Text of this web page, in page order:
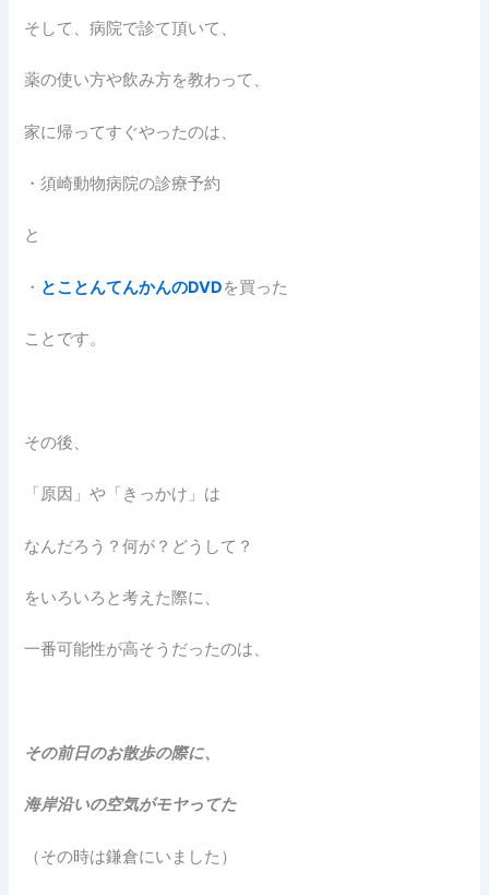
そして、病院で診て頂いて、
薬の使い方や飲み方を教わって、
家に帰ってすぐやったのは、
・須崎動物病院の診療予約
と
・ とことんてんかんのDVDを買った
ことです。
その後、
「原因」や「きっかけ」は
なんだろう？何が？どうして？
をいろいろと考えた際に、
一番可能性が高そうだったのは、
その前日のお散歩の際に、
海岸沿いの空気がモヤってた
（その時は鎌倉にいました）